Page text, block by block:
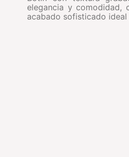
elegancia y comodidad,
acabado sofisticado